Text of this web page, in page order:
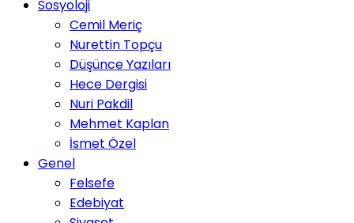
Sosyoloji
Cemil Meriç
Nurettin Topçu
Düşünce Yazıları
Hece Dergisi
Nuri Pakdil
Mehmet Kaplan
İsmet Özel
Genel
Felsefe
Edebiyat